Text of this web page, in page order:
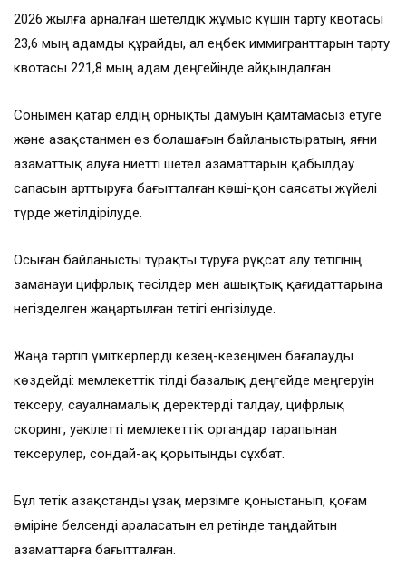
2026 жылға арналған шетелдік жұмыс күшін тарту квотасы
23,6 мың адамды құрайды, ал еңбек иммигранттарын тарту
квотасы 221,8 мың адам деңгейінде айқындалған.
Сонымен қатар елдің орнықты дамуын қамтамасыз етуге
және Қазақстанмен өз болашағын байланыстыратын, яғни
азаматтық алуға ниетті шетел азаматтарын қабылдау
сапасын арттыруға бағытталған көші-қон саясаты жүйелі
түрде жетілдірілуде.
Осыған байланысты тұрақты тұруға рұқсат алу тетігінің
заманауи цифрлық тәсілдер мен ашықтық қағидаттарына
негізделген жаңартылған тетігі енгізілуде.
Жаңа тәртіп үміткерлерді кезең-кезеңімен бағалауды
көздейді: мемлекеттік тілді базалық деңгейде меңгеруін
тексеру, сауалнамалық деректерді талдау, цифрлық
скоринг, уәкілетті мемлекеттік органдар тарапынан
тексерулер, сондай-ақ қорытынды сұхбат.
Бұл тетік Қазақстанды ұзақ мерзімге қоныстанып, қоғам
өміріне белсенді араласатын ел ретінде таңдайтын
азаматтарға бағытталған.